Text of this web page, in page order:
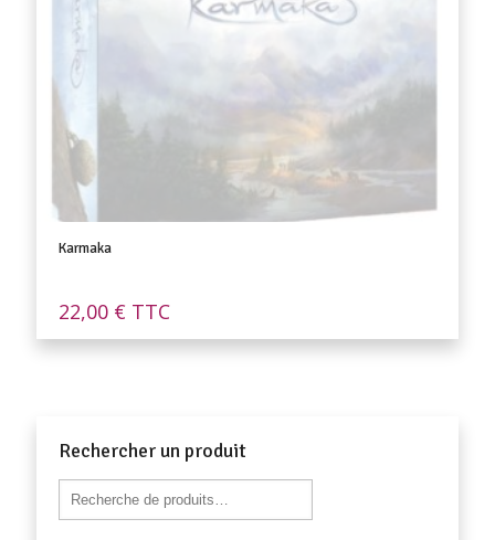
Karmaka
22,00 € TTC
Rechercher un produit